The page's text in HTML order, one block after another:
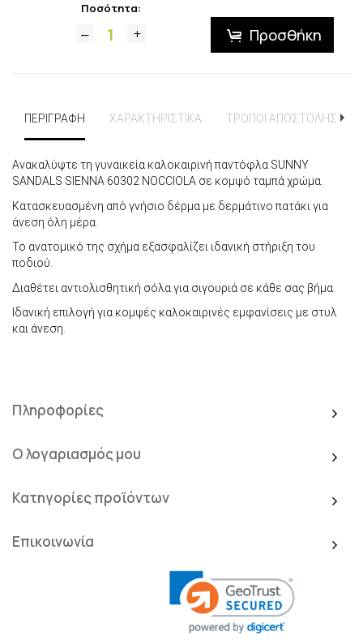
Ποσότητα:
Προσθήκη
ΠΕΡΙΓΡΑΦΗ ΧΑΡΑΚΤΗΡΙΣΤΙΚΑ ΤΡΟΠΟΙ ΑΠΟΣΤΟΛΗΣ
Ανακαλύψτε τη γυναικεία καλοκαιρινή παντόφλα SUNNY
SANDALS SIENNA 60302 NOCCIOLA σε κομψό ταμπά χρώμα.
Κατασκευασμένη από γνήσιο δέρμα με δερμάτινο πατάκι για
άνεση όλη μέρα.
Το ανατομικό της σχήμα εξασφαλίζει ιδανική στήριξη του
ποδιού.
Διαθέτει αντιολισθητική σόλα για σιγουριά σε κάθε σας βήμα.
Ιδανική επιλογή για κομψές καλοκαιρινές εμφανίσεις με στυλ
και άνεση.
Πληροφορίες
Ο λογαριασμός μου
Κατηγορίες προϊόντων
Επικοινωνία